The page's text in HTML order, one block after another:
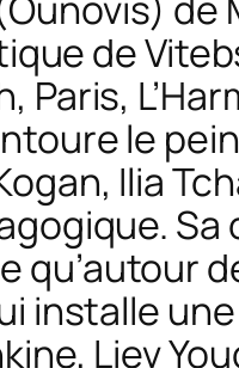
de
, Paris,
le
Ilia
qu’autour
installe une
Liev